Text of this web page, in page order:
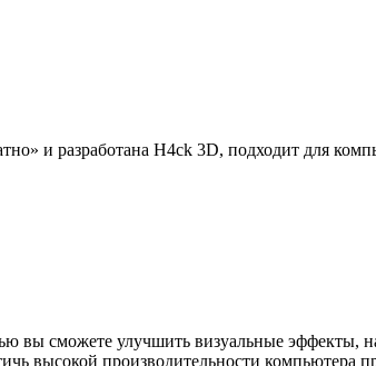
и разработана H4ck 3D, подходит для
сможете улучшить визуальные эффекты,
высокой производительности компьютера